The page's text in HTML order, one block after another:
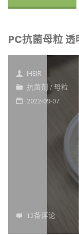
度
抗
剂"
怎
么
防
PC抗菌母粒
IHEIR
抗菌剂 /母粒
2022-09-07
12条评论